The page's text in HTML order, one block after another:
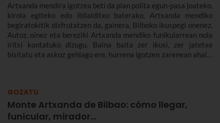
Artxanda mendira igotzea beti da plan polita egun-pasa joateko,
kirola egiteko edo ibilalditxo baterako. Artxanda mendiko
begiratokitik disfrutatzen da, gainera, Bilboko ikuspegi onenez.
Autoz, oinez eta bereziki Artxanda mendiko funikularrean nola
iritsi kontatuko dizugu. Baina baita zer ikusi, zer jatetxe
bisitatu eta askoz gehiago ere, hurrena igotzen zarenean ahalik
GOZATU
Monte Artxanda de Bilbao: cómo llegar,
funicular, mirador…